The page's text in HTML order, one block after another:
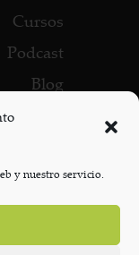
y nuestro servicio.
Cursos
Podcast
Blog
Tenerife